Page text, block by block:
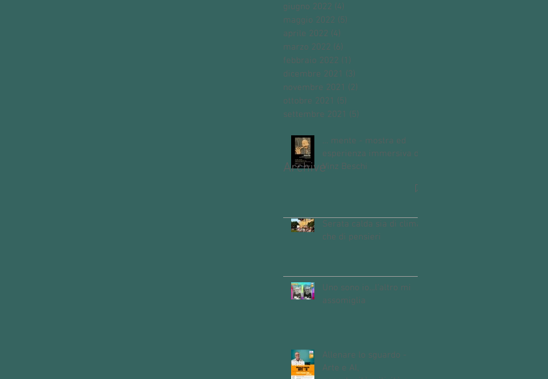
giugno 2022 (4)
maggio 2022 (5)
aprile 2022 (4)
marzo 2022 (6)
febbraio 2022 (1)
dicembre 2021 (3)
novembre 2021 (2)
ottobre 2021 (5)
settembre 2021 (5)
… mente - mostra ed
esperienza immersiva di
Vinz Beschi
Serata calda sia di clima
che di pensieri
Uno sono io...l'altro mi
assomiglia
Allenare lo sguardo -
Arte e AI,
Archive